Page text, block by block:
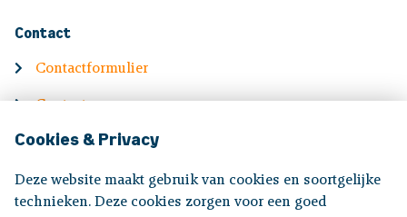
Cookies & Privacy
Deze website maakt gebruik van cookies en soortgelijke
technieken. Deze cookies zorgen voor een goed
Contact
Contactformulier
Contactgegevens
Information in English